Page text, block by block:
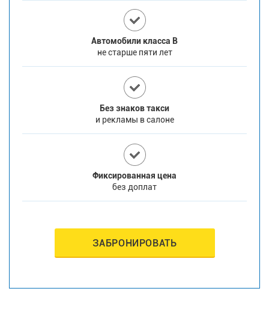
Автомобили класса В
не старше пяти лет
Без знаков такси
и рекламы в салоне
Фиксированная цена
без доплат
ЗАБРОНИРОВАТЬ